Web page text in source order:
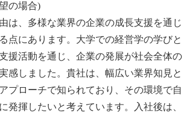
の場合)
は、多様な業界の企業の成長支援を通じ
点にあります。大学での経営学の学びと
援活動を通じ、企業の発展が社会全体の
感しました。貴社は、幅広い業界知見と
プローチで知られており、その環境で自
発揮したいと考えています。入社後は、